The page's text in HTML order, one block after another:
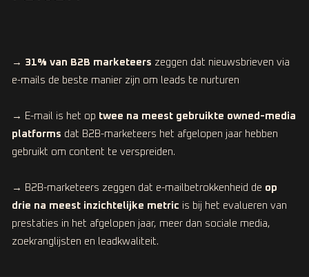
→ 31% van B2B marketeers zeggen dat nieuwsbrieven via
e-mails de beste manier zijn om leads te nurturen
→ E-mail is het op twee na meest gebruikte owned-media
platforms dat B2B-marketeers het afgelopen jaar hebben
gebruikt om content te verspreiden.
→ B2B-marketeers zeggen dat e-mailbetrokkenheid de op
drie na meest inzichtelijke metric is bij het evalueren van
prestaties in het afgelopen jaar, meer dan sociale media,
zoekranglijsten en leadkwaliteit.